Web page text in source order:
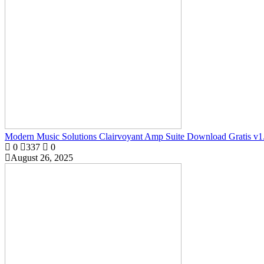
Modern Music Solutions Clairvoyant Amp Suite Download Gratis
0
337
0
August 26, 2025